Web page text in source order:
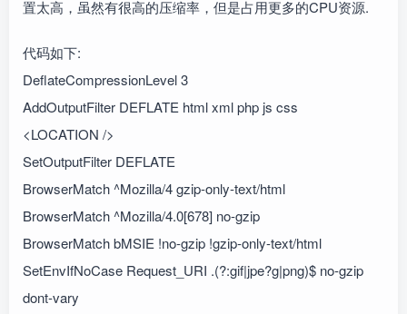
置太高，虽然有很高的压缩率，但是占用更多的CPU资源.
代码如下:
DeflateCompressionLevel 3
AddOutputFilter DEFLATE html xml php js css
<LOCATION />
SetOutputFilter DEFLATE
BrowserMatch ^Mozilla/4 gzip-only-text/html
BrowserMatch ^Mozilla/4.0[678] no-gzip
BrowserMatch bMSIE !no-gzip !gzip-only-text/html
SetEnvIfNoCase Request_URI .(?:gif|jpe?g|png)$ no-gzip
dont-vary